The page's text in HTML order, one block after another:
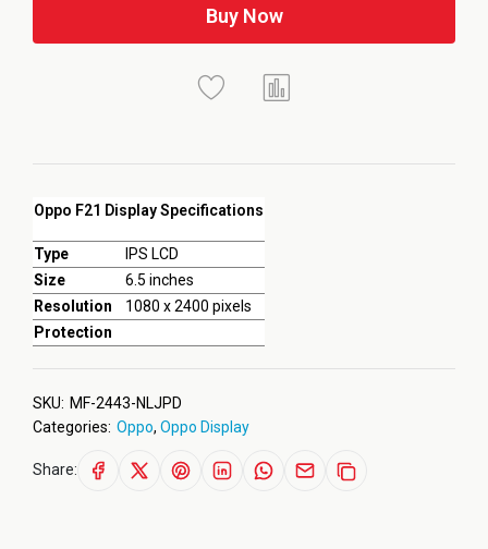
Oppo F21 Display Specifications
Type
IPS LCD
Size
6.5 inches
Resolution
1080 x 2400 pixels
Protection
Buy Now
SKU: MF-2443-NLJPD
Categories: Oppo, Oppo Display
Share: